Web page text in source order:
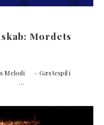
Mordets
Melodi – Gæstespil i
…